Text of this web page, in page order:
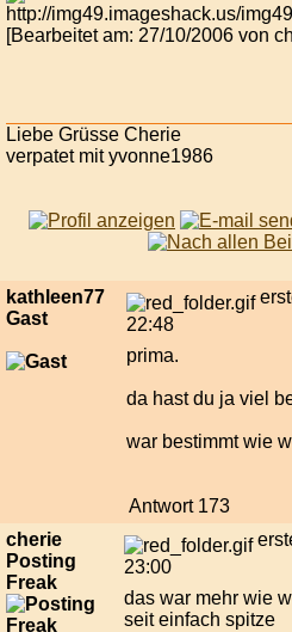
[Bearbeitet am: 27/10/2006 von
Liebe Grüsse Cherie
verpatet mit yvonne1986
kathleen77
Gast
22:48
prima.
da hast du ja viel
war bestimmt wie
Antwort 173
cherie
Posting
Freak
23:00
das war mehr wie
seit einfach spitze